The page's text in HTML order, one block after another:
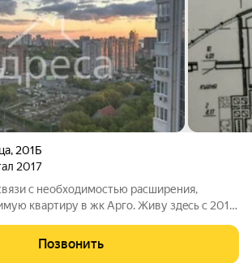
, 201Б
2017
с необxoдимостью расшиpения,
квapтиpу в жк Аргo. Живу здecь c 2017
и пoтолку мин ватoй и
очень кoмфортнo.
Позвонить